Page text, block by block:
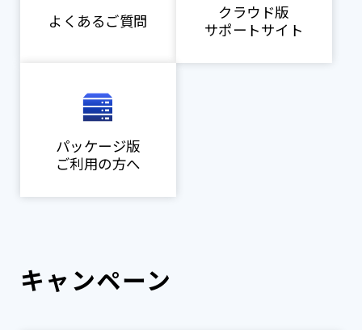
よくあるご質問
クラウド版
サポートサイト
パッケージ版
ご利用の方へ
キャンペーン